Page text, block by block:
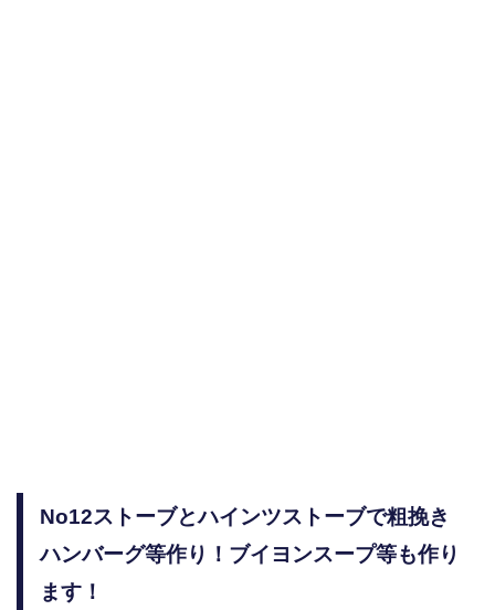
No12ストーブとハインツストーブで粗挽き
ハンバーグ等作り！ブイヨンスープ等も作り
ます！